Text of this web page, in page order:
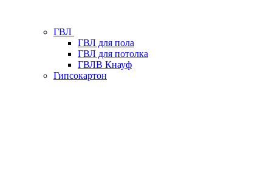
ГВЛ
ГВЛ для пола
ГВЛ для потолка
ГВЛВ Кнауф
Гипсокартон